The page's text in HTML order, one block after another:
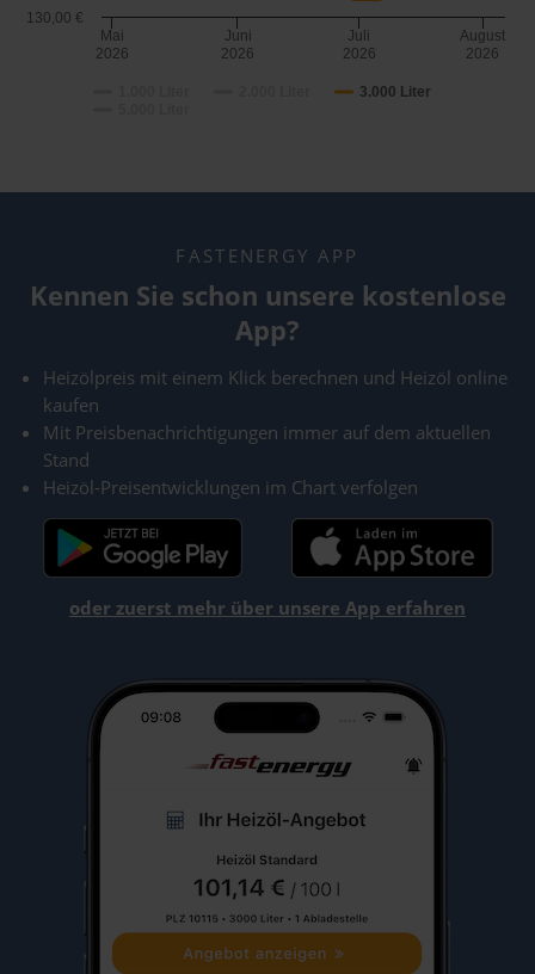
3.000 Liter
Mai
2026
Juni
2026
Juli
2026
August
2026
130,00 €
FASTENERGY APP
Kennen Sie schon unsere kostenlose
App?
Heizölpreis mit einem Klick berechnen und Heizöl online
kaufen
Mit Preisbenachrichtigungen immer auf dem aktuellen
Stand
Heizöl-Preisentwicklungen im Chart verfolgen
oder zuerst mehr über unsere App erfahren